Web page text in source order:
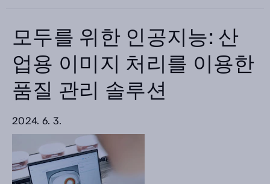
모두를 위한 인공지능: 산
업용 이미지 처리를 이용한
품질 관리 솔루션
2024. 6. 3.